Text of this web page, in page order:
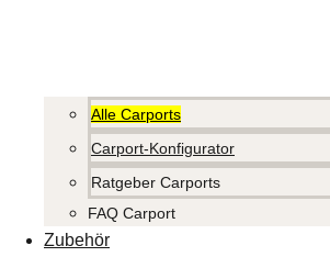
Alle Carports
Carport-Konfigurator
Ratgeber Carports
FAQ Carport
Zubehör